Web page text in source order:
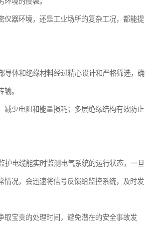
仪器环境，还是工业场所的复杂工况，都能提
导体和绝缘材料经过精心设计和严格筛选，确
。
减少电阻和能量损耗；多层绝缘结构有效防止
护电缆能实时监测电气系统的运行状态，一旦
情况，会迅速将信号反馈给监控系统，及时发
取宝贵的处理时间，避免潜在的安全事故发